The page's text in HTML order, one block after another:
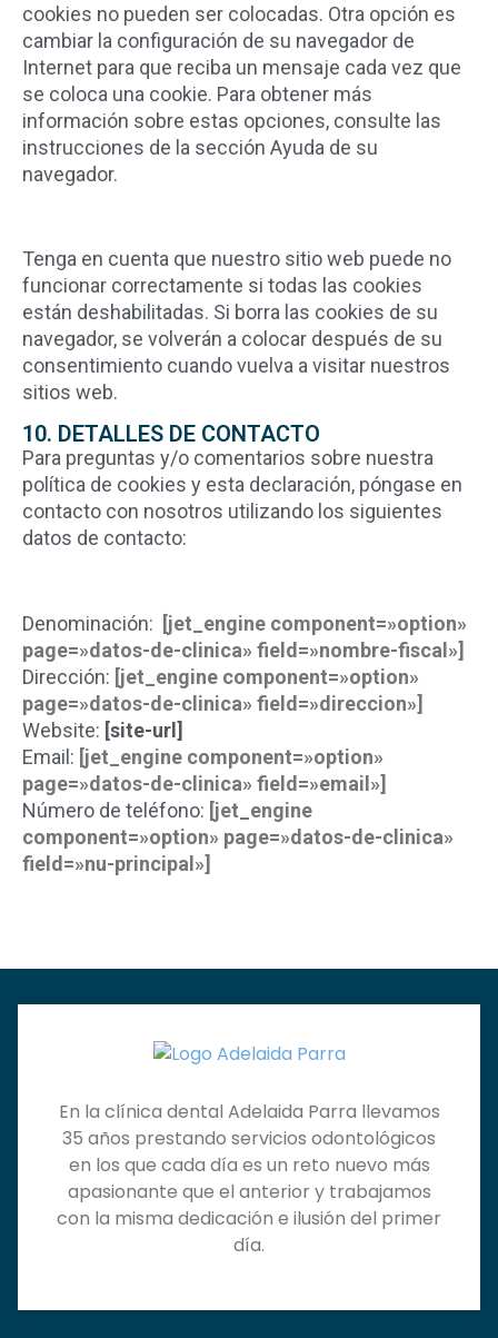
cookies no pueden ser colocadas. Otra opción es
cambiar la configuración de su navegador de
Internet para que reciba un mensaje cada vez que
se coloca una cookie. Para obtener más
información sobre estas opciones, consulte las
instrucciones de la sección Ayuda de su
navegador.
Tenga en cuenta que nuestro sitio web puede no
funcionar correctamente si todas las cookies
están deshabilitadas. Si borra las cookies de su
navegador, se volverán a colocar después de su
consentimiento cuando vuelva a visitar nuestros
sitios web.
10. DETALLES DE CONTACTO
Para preguntas y/o comentarios sobre nuestra
política de cookies y esta declaración, póngase en
contacto con nosotros utilizando los siguientes
datos de contacto:
Denominación: [jet_engine component=»option»
page=»datos-de-clinica» field=»nombre-fiscal»]
Dirección: [jet_engine component=»option»
page=»datos-de-clinica» field=»direccion»]
Website: [site-url]
Email: [jet_engine component=»option»
page=»datos-de-clinica» field=»email»]
Número de teléfono: [jet_engine
component=»option» page=»datos-de-clinica»
field=»nu-principal»]
En la clínica dental Adelaida Parra llevamos
35 años prestando servicios odontológicos
en los que cada día es un reto nuevo más
apasionante que el anterior y trabajamos
con la misma dedicación e ilusión del primer
día.